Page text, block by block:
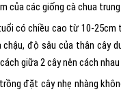
các giống cà chua
có chiều cao từ 10-
độ sâu của thân cây
giữa 2 cây nên cách
đặt cây nhẹ nhàng